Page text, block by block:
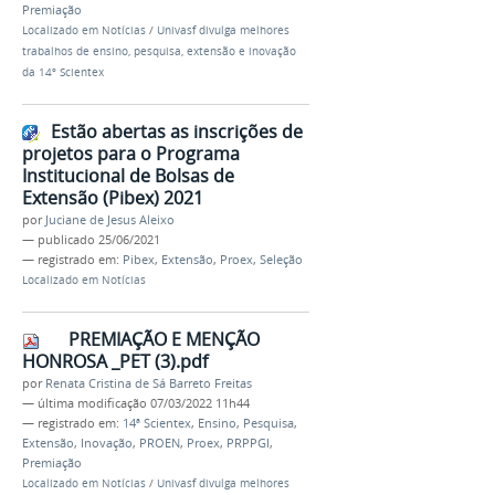
Premiação
Localizado em Notícias / Univasf divulga melhores
trabalhos de ensino, pesquisa, extensão e inovação
da 14º Scientex
Estão abertas as inscrições de
projetos para o Programa
Institucional de Bolsas de
Extensão (Pibex) 2021
por Juciane de Jesus Aleixo
— publicado 25/06/2021
— registrado em: Pibex, Extensão, Proex, Seleção
Localizado em Notícias
PREMIAÇÃO E MENÇÃO
HONROSA _PET (3).pdf
por Renata Cristina de Sá Barreto Freitas
— última modificação 07/03/2022 11h44
— registrado em: 14ª Scientex, Ensino, Pesquisa,
Extensão, Inovação, PROEN, Proex, PRPPGI,
Premiação
Localizado em Notícias / Univasf divulga melhores